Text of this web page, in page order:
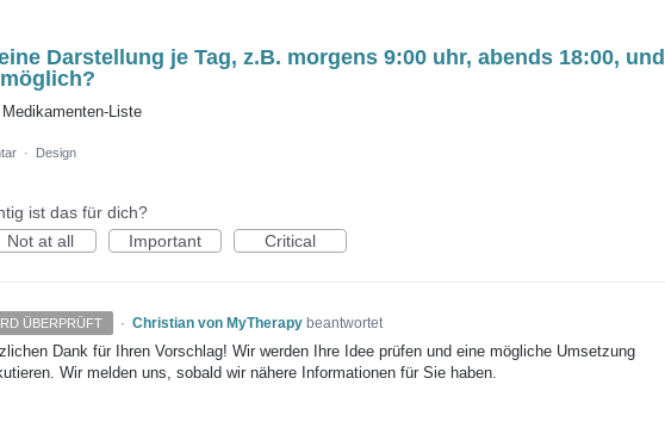
Darstellung je Tag, z.B. morgens 9:00 uhr, abends 18:00, und
Liste
· Design
ist das für dich?
Not at all
Important Critical
ÜBERPRÜFT · Christian von MyTherapy beantwortet
Dank für Ihren Vorschlag! Wir werden Ihre Idee prüfen und eine mögliche Umsetzung
Wir melden uns, sobald wir nähere Informationen für Sie haben.